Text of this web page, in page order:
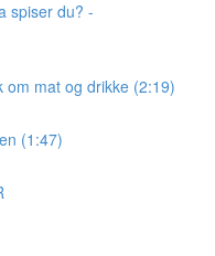
spiser du? -
om mat og drikke (2:19)
(1:47)